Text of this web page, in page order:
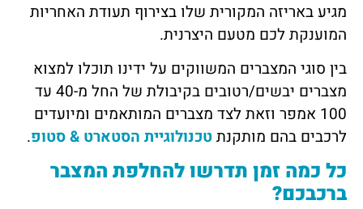
מגיע באריזה המקורית שלו בצירוף תעודת האחריות
המוענקת לכם מטעם היצרנית.
בין סוגי המצברים המשווקים על ידינו תוכלו למצוא
מצברים יבשים/רטובים בקיבולת של החל מ-40 עד
100 אמפר וזאת לצד מצברים המותאמים ומיועדים
לרכבים בהם מותקנתטכנולוגיית הסטארט & סטופ.
כל כמה זמן תדרשו להחלפת המצבר
ברכבכם?